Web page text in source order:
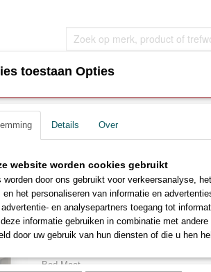
met matras Boxspring Carré met
Boxspring
Velvet Beige -
€ 1450,00 € 1149,00
Bed Maat
toestaan Opties
Details Over
website worden cookies gebruikt
worden door ons gebruikt voor verkeersanalyse,
en het personaliseren van informatie en
en analysepartners toegang tot
informatie gebruiken in combinatie met
door uw gebruik van hun diensten of die u hen